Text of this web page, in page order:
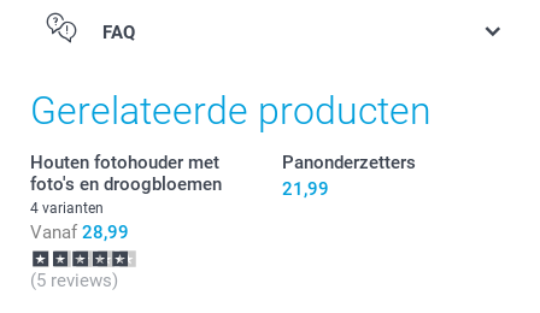
FAQ
Gerelateerde producten
Houten fotohouder met
foto's en droogbloemen
4 varianten
Vanaf 28,99
(5 reviews)
Panonderzetters
21,99